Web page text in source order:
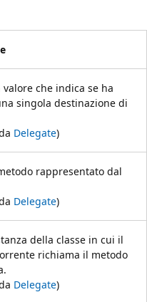
che indica se ha
singola destinazione di
Delegate)
rappresentato dal
Delegate)
della classe in cui il
richiama il metodo
Delegate)